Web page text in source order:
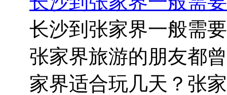
长沙到张家界一般需
张家界旅游的朋友都
家界适合玩几天？张